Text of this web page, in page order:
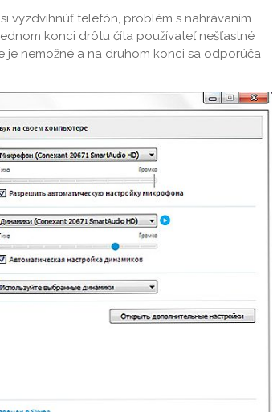
vyzdvihnúť telefón, problém s nahrávaním
konci drôtu číta používateľ nešťastné
je nemožné a na druhom konci sa odporúča